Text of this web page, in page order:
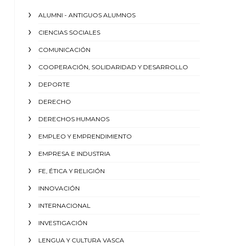
ALUMNI - ANTIGUOS ALUMNOS
CIENCIAS SOCIALES
COMUNICACIÓN
COOPERACIÓN, SOLIDARIDAD Y DESARROLLO
DEPORTE
DERECHO
DERECHOS HUMANOS
EMPLEO Y EMPRENDIMIENTO
EMPRESA E INDUSTRIA
FE, ÉTICA Y RELIGIÓN
INNOVACIÓN
INTERNACIONAL
INVESTIGACIÓN
LENGUA Y CULTURA VASCA